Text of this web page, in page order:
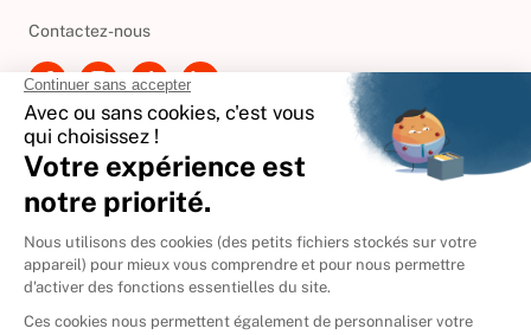
Contactez-nous
International
🇪🇸Espagne
🇩🇪Allemagne
🇮🇹 Italie